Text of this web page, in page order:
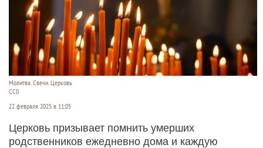
Молитва. Свечи. Церковь
СС0
22 февраля 2025 в 11:05
Церковь призывает помнить умерших
родственников ежедневно дома и каждую